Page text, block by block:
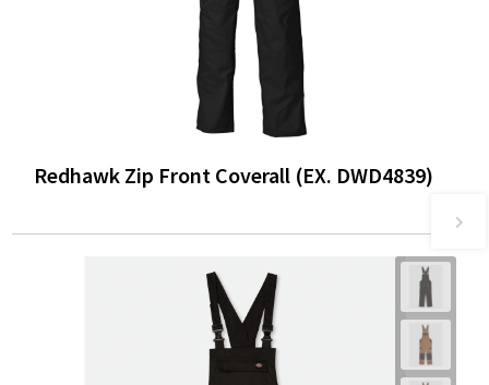
Redhawk Zip Front Coverall (EX. DWD4839)